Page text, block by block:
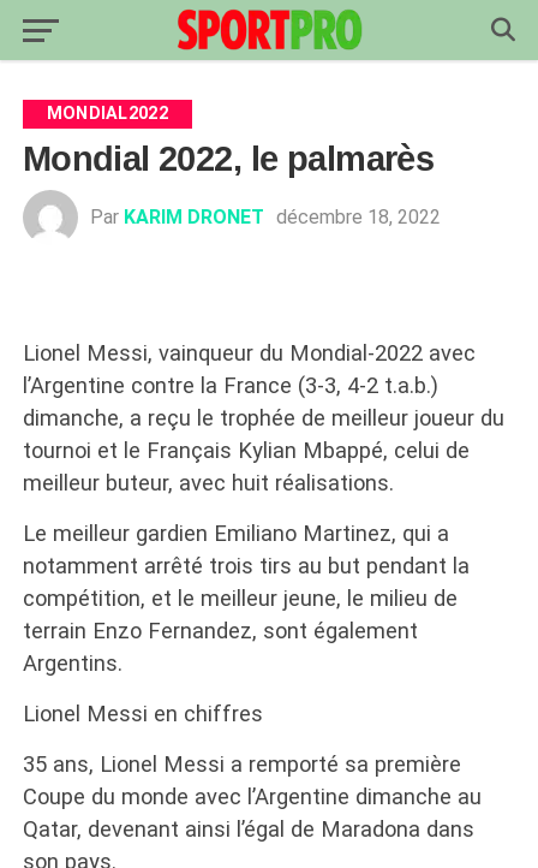
MONDIAL2022
Mondial 2022, le palmarès
Par KARIM DRONET décembre 18, 2022
Lionel Messi, vainqueur du Mondial-2022 avec
l’Argentine contre la France (3-3, 4-2 t.a.b.)
dimanche, a reçu le trophée de meilleur joueur du
tournoi et le Français Kylian Mbappé, celui de
meilleur buteur, avec huit réalisations.
Le meilleur gardien Emiliano Martinez, qui a
notamment arrêté trois tirs au but pendant la
compétition, et le meilleur jeune, le milieu de
terrain Enzo Fernandez, sont également
Argentins.
Lionel Messi en chiffres
35 ans, Lionel Messi a remporté sa première
Coupe du monde avec l’Argentine dimanche au
Qatar, devenant ainsi l’égal de Maradona dans
son pays.